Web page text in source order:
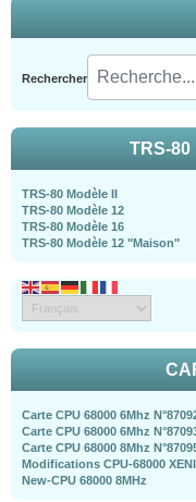
Rechercher
TRS-80
TRS-80 Modèle II
TRS-80 Modèle 12
TRS-80 Modèle 16
TRS-80 Modèle 12 "Maison"
Carte CPU 68000 6Mhz
Carte CPU 68000 6Mhz
Carte CPU 68000 8Mhz
Modifications CPU-68000
New-CPU 68000 8MHz